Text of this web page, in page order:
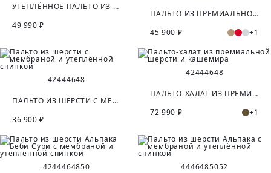
УТЕПЛЁННОЕ ПАЛЬТО ИЗ ШЕРСТИ С ПОДОГРЕВОМ
49 990 ₽
ПАЛЬТО ИЗ ПРЕМИАЛЬНОЙ ШЕРСТИ С МЕМБРАНОЙ И СЪЁМНОЙ ПОДСТЁЖКОЙ
45 900 ₽
+1
42444648
ПАЛЬТО ИЗ ШЕРСТИ С МЕМБРАНОЙ И УТЕПЛЁННОЙ СПИНКОЙ
36 900 ₽
42444648
ПАЛЬТО-ХАЛАТ ИЗ ПРЕМИАЛЬНОЙ ШЕРСТИ И КАШЕМИРА
72 990 ₽
+1
4244464850 4446485052